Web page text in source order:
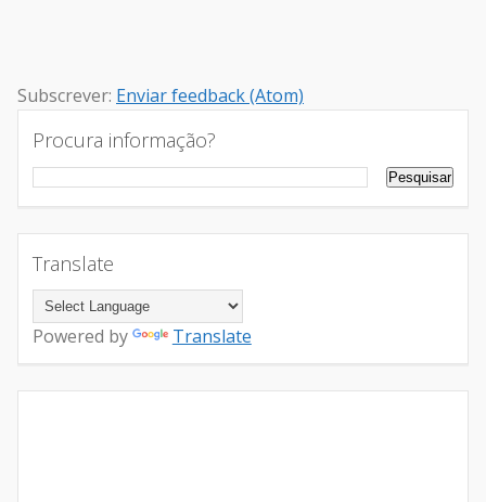
Subscrever: Enviar feedback (Atom)
Procura informação?
Translate
Powered by Translate